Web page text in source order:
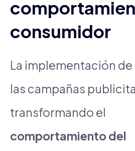
consumidor
La implementación de
las campañas
transformando el
comportamiento del